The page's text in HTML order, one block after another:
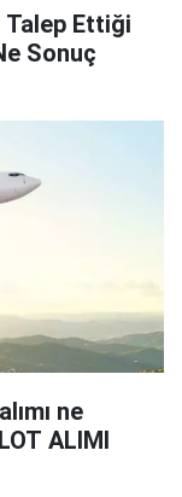
Talep Ettiği
Sonuç
ne
ALIMI